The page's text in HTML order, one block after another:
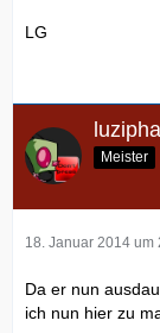
LG
luzipha
Meister
18. Januar 2014 um
Da er nun
ich nun hier zu